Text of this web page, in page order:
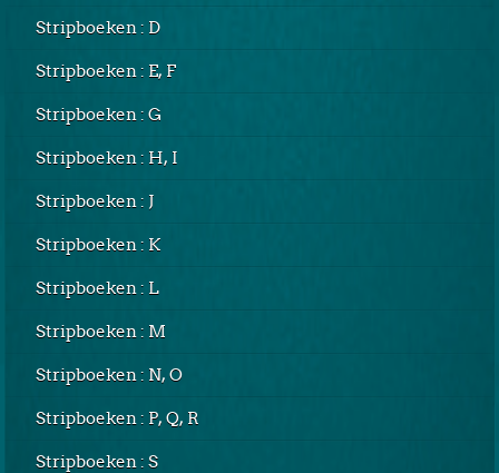
Stripboeken : D
Stripboeken : E, F
Stripboeken : G
Stripboeken : H, I
Stripboeken : J
Stripboeken : K
Stripboeken : L
Stripboeken : M
Stripboeken : N, O
Stripboeken : P, Q, R
Stripboeken : S